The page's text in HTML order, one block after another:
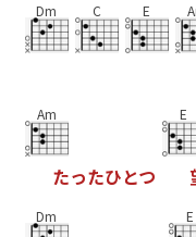
Dm C E
Am
たったひとつ
E
Dm E